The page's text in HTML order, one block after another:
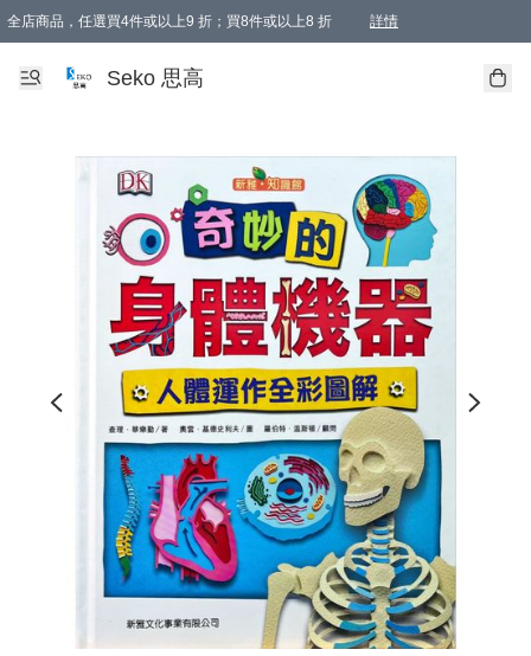
全店商品，任選買4件或以上9 折；買8件或以上8 折 詳情
新會員首次購物即享全單 95 折優惠！
購物滿198, 全單免運
Seko 思高